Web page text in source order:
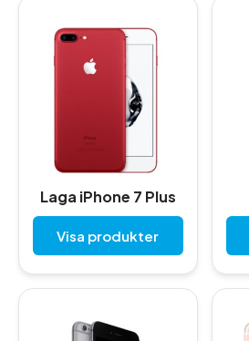
Laga iPhone 7 Plus
Visa produkter